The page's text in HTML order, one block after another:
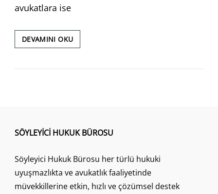
avukatlara ise
DEVAMINI OKUİZMIR
GAYRIMENKUL
İNŞAAT
SÖYLEYICI HUKUK BÜROSU
Söyleyici Hukuk Bürosu her türlü hukuki
uyuşmazlıkta ve avukatlık faaliyetinde
müvekkillerine etkin, hızlı ve çözümsel destek